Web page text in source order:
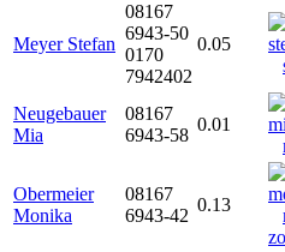
Meyer Stefan
08167
6943-50
0170
7942402
0.05
Neugebauer
Mia
08167
6943-58
0.01
Obermeier
Monika
08167
6943-42
0.13